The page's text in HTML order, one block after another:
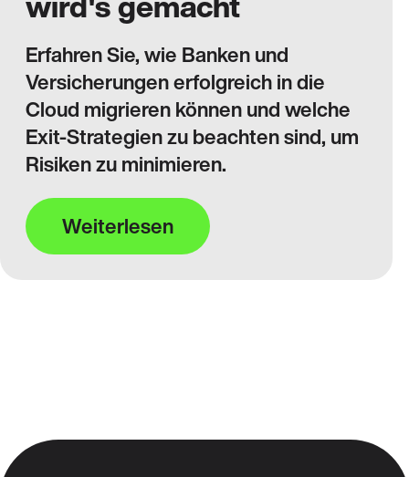
Erfahren Sie, wie Banken und
Versicherungen erfolgreich in die
Cloud migrieren können und welche
Exit-Strategien zu beachten sind, um
Risiken zu minimieren.
Weiterlesen